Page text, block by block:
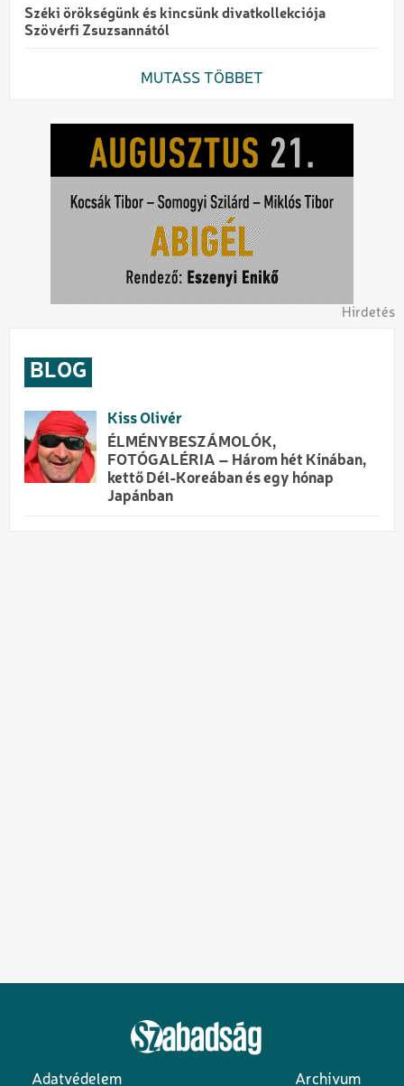
Széki örökségünk és kincsünk divatkollekciója
Szövérfi Zsuzsannától
MUTASS TÖBBET
Hirdetés
BLOG
Kiss Olivér
ÉLMÉNYBESZÁMOLÓK,
FOTÓGALÉRIA – Három hét Kínában,
kettő Dél-Koreában és egy hónap
Japánban
Adatvédelem Archívum